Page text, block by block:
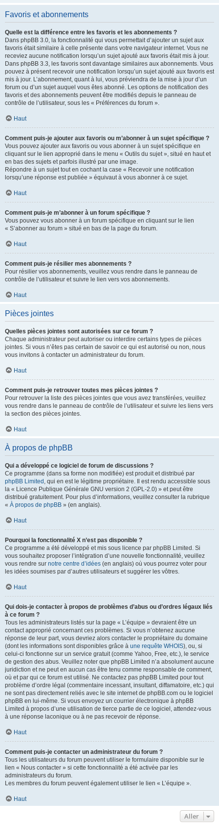
Favoris et abonnements
Quelle est la différence entre les favoris et les abonnements ?
Dans phpBB 3.0, la fonctionnalité qui vous permettait d’ajouter un sujet aux
favoris était similaire à celle présente dans votre navigateur internet. Vous ne
receviez aucune notification lorsqu’un sujet ajouté aux favoris était mis à jour.
Dans phpBB 3.3, les favoris sont davantage similaires aux abonnements. Vous
pouvez à présent recevoir une notification lorsqu’un sujet ajouté aux favoris est
mis à jour. L’abonnement, quant à lui, vous préviendra de la mise à jour d’un
forum ou d’un sujet auquel vous êtes abonné. Les options de notification des
favoris et des abonnements peuvent être modifiés depuis le panneau de
contrôle de l’utilisateur, sous les « Préférences du forum ».
Haut
Comment puis-je ajouter aux favoris ou m’abonner à un sujet spécifique ?
Vous pouvez ajouter aux favoris ou vous abonner à un sujet spécifique en
cliquant sur le lien approprié dans le menu « Outils du sujet », situé en haut et
en bas des sujets et parfois illustré par une image.
Répondre à un sujet tout en cochant la case « Recevoir une notification
lorsqu’une réponse est publiée » équivaut à vous abonner à ce sujet.
Haut
Comment puis-je m’abonner à un forum spécifique ?
Vous pouvez vous abonner à un forum spécifique en cliquant sur le lien
« S’abonner au forum » situé en bas de la page du forum.
Haut
Comment puis-je résilier mes abonnements ?
Pour résilier vos abonnements, veuillez vous rendre dans le panneau de
contrôle de l’utilisateur et suivre le lien vers vos abonnements.
Haut
Pièces jointes
Quelles pièces jointes sont autorisées sur ce forum ?
Chaque administrateur peut autoriser ou interdire certains types de pièces
jointes. Si vous n’êtes pas certain de savoir ce qui est autorisé ou non, nous
vous invitons à contacter un administrateur du forum.
Haut
Comment puis-je retrouver toutes mes pièces jointes ?
Pour retrouver la liste des pièces jointes que vous avez transférées, veuillez
vous rendre dans le panneau de contrôle de l’utilisateur et suivre les liens vers
la section des pièces jointes.
Haut
À propos de phpBB
Qui a développé ce logiciel de forum de discussions ?
Ce programme (dans sa forme non modifiée) est produit et distribué par
phpBB Limited , qui en est le légitime propriétaire. Il est rendu accessible sous
la « Licence Publique Générale GNU version 2 (GPL-2.0) » et peut être
distribué gratuitement. Pour plus d’informations, veuillez consulter la rubrique
« À propos de phpBB » (en anglais).
Haut
Pourquoi la fonctionnalité X n’est pas disponible ?
Ce programme a été développé et mis sous licence par phpBB Limited. Si
vous souhaitez proposer l’intégration d’une nouvelle fonctionnalité, veuillez
vous rendre sur notre centre d’idées (en anglais) où vous pourrez voter pour
les idées soumises par d’autres utilisateurs et suggérer les vôtres.
Haut
Qui dois-je contacter à propos de problèmes d’abus ou d’ordres légaux liés
à ce forum ?
Tous les administrateurs listés sur la page « L’équipe » devraient être un
contact approprié concernant ces problèmes. Si vous n’obtenez aucune
réponse de leur part, vous devriez alors contacter le propriétaire du domaine
(dont les informations sont disponibles grâce à une requête WHOIS), ou, si
celui-ci fonctionne sur un service gratuit (comme Yahoo, Free, etc.), le service
de gestion des abus. Veuillez noter que phpBB Limited n’a absolument aucune
juridiction et ne peut en aucun cas être tenu comme responsable de comment,
où et par qui ce forum est utilisé. Ne contactez pas phpBB Limited pour tout
problème d’ordre légal (commentaire incessant, insultant, diffamatoire, etc.) qui
ne sont pas directement reliés avec le site internet de phpBB.com ou le logiciel
phpBB en lui-même. Si vous envoyez un courrier électronique à phpBB
Limited à propos d’une utilisation de tierce partie de ce logiciel, attendez-vous
à une réponse laconique ou à ne pas recevoir de réponse.
Haut
Comment puis-je contacter un administrateur du forum ?
Tous les utilisateurs du forum peuvent utiliser le formulaire disponible sur le
lien « Nous contacter » si cette fonctionnalité a été activée par les
administrateurs du forum.
Les membres du forum peuvent également utiliser le lien « L’équipe ».
Haut
Aller